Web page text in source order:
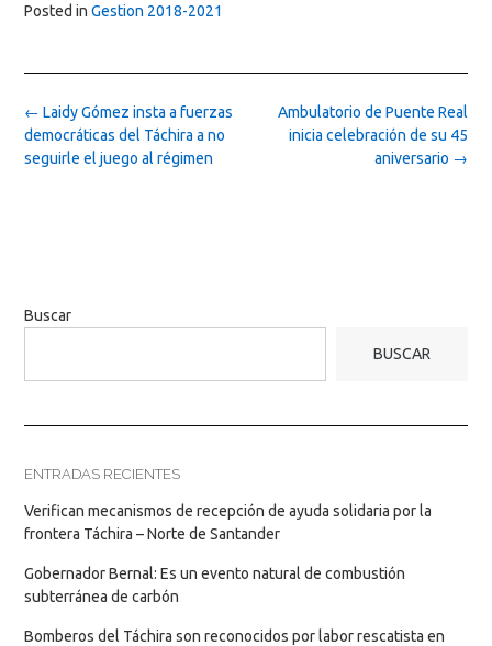
Posted in Gestion 2018-2021
Post
navigation
Ambulatorio de Puente Real
inicia celebración de su 45
aniversario →
← Laidy Gómez insta a fuerzas
democráticas del Táchira a no
seguirle el juego al régimen
Buscar
BUSCAR
ENTRADAS RECIENTES
Verifican mecanismos de recepción de ayuda solidaria por la
frontera Táchira – Norte de Santander
Gobernador Bernal: Es un evento natural de combustión
subterránea de carbón
Bomberos del Táchira son reconocidos por labor rescatista en